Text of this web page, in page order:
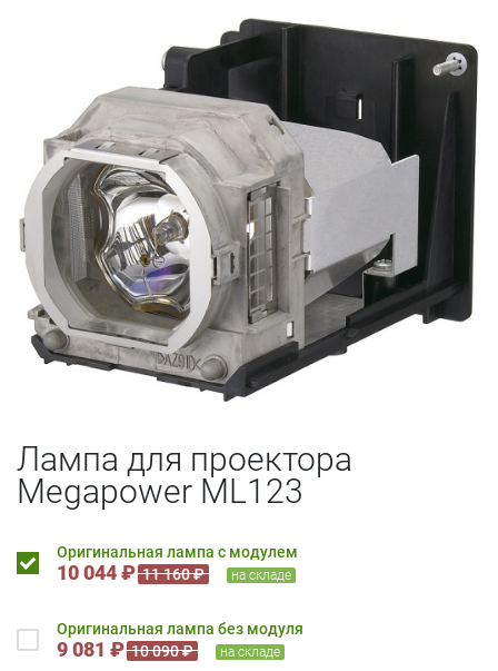
Лампа для проектора
Megapower ML123
Оригинальная лампа с модулем
10 044 ₽ 11 160 ₽ на складе
Оригинальная лампа без модуля
9 081 ₽ 10 090 ₽ на складе